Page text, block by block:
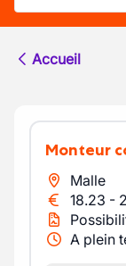
Accueil
Monteur
Malle
18.23 -
A plein